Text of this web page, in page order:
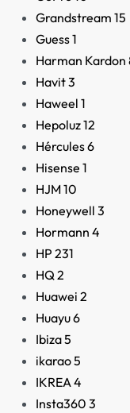
Grandstream 15
Guess1
Harman Kardon
Havit3
Haweel 1
Hepoluz12
Hércules6
Hisense 1
HJM10
Honeywell 3
Hormann 4
HP 231
HQ2
Huawei 2
Huayu6
Ibiza5
ikarao5
IKREA4
Insta360 3